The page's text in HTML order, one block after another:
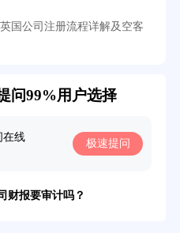
国公司注册流程详解及空客
问99%用户选择
在线 极速提问
公司需要哪些条件？